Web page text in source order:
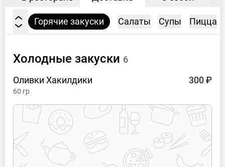
Горячие закуски Салаты Супы Пицца
Холодные закуски 6
Оливки Хакилдики 300 ₽
60 гр